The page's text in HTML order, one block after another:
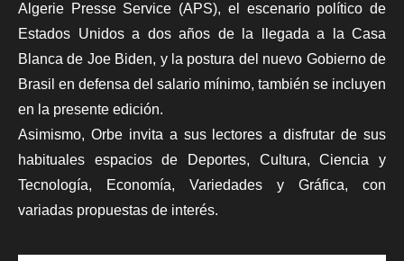
Algerie Presse Service (APS), el escenario político de
Estados Unidos a dos años de la llegada a la Casa
Blanca de Joe Biden, y la postura del nuevo Gobierno de
Brasil en defensa del salario mínimo, también se incluyen
en la presente edición.
Asimismo, Orbe invita a sus lectores a disfrutar de sus
habituales espacios de Deportes, Cultura, Ciencia y
Tecnología, Economía, Variedades y Gráfica, con
variadas propuestas de interés.